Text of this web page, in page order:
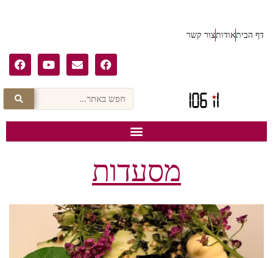
דף הביתאודותצור קשר
מסעדות